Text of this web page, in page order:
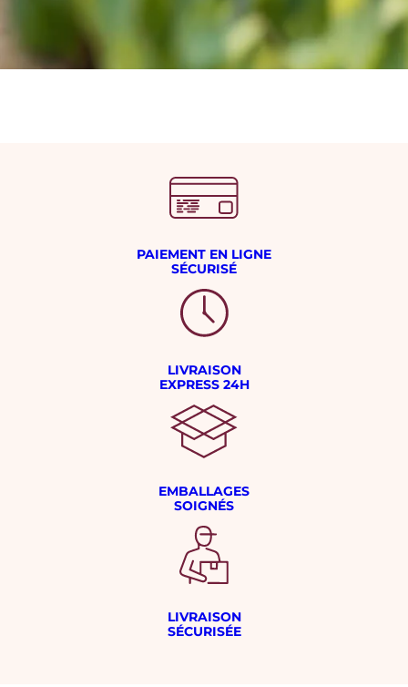
PAIEMENT EN LIGNE
SÉCURISÉ
LIVRAISON
EXPRESS 24H
EMBALLAGES
SOIGNÉS
LIVRAISON
SÉCURISÉE